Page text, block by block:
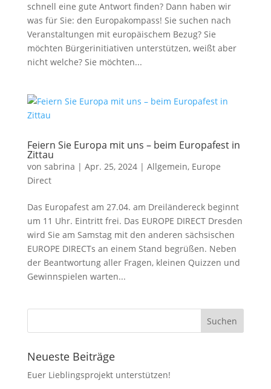
schnell eine gute Antwort finden? Dann haben wir
was für Sie: den Europakompass! Sie suchen nach
Veranstaltungen mit europäischem Bezug? Sie
möchten Bürgerinitiativen unterstützen, weißt aber
nicht welche? Sie möchten...
Feiern Sie Europa mit uns – beim Europafest in
Zittau
von sabrina | Apr. 25, 2024| Allgemein, Europe
Direct
Das Europafest am 27.04. am Dreiländereck beginnt
um 11 Uhr. Eintritt frei. Das EUROPE DIRECT Dresden
wird Sie am Samstag mit den anderen sächsischen
EUROPE DIRECTs an einem Stand begrüßen. Neben
der Beantwortung aller Fragen, kleinen Quizzen und
Gewinnspielen warten...
Neueste Beiträge
Euer Lieblingsprojekt unterstützen!